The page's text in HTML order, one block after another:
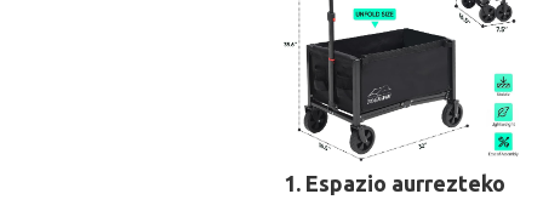
1. Espazio aurrezteko